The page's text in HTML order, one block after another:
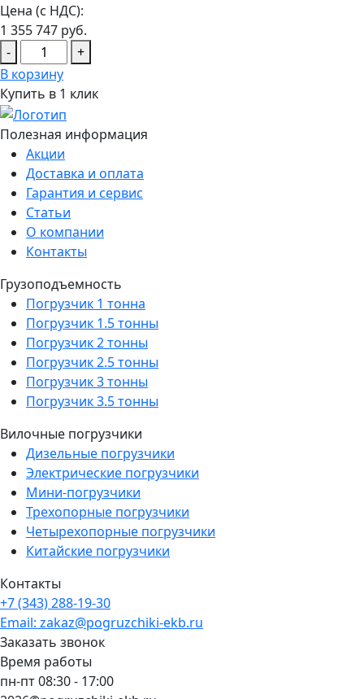
Цена (с НДС):
1 355 747 руб.
-
+
В корзину
Купить в 1 клик
Полезная информация
Акции
Доставка и оплата
Гарантия и сервис
Статьи
О компании
Контакты
Грузоподъемность
Погрузчик 1 тонна
Погрузчик 1.5 тонны
Погрузчик 2 тонны
Погрузчик 2.5 тонны
Погрузчик 3 тонны
Погрузчик 3.5 тонны
Вилочные погрузчики
Дизельные погрузчики
Электрические погрузчики
Мини-погрузчики
Трехопорные погрузчики
Четырехопорные погрузчики
Китайские погрузчики
Контакты
+7 (343) 288-19-30
Email: zakaz@pogruzchiki-ekb.ru
Заказать звонок
Время работы
пн-пт 08:30 - 17:00